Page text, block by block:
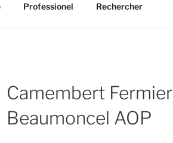
Professionel Rechercher
Camembert Fermier
Beaumoncel AOP